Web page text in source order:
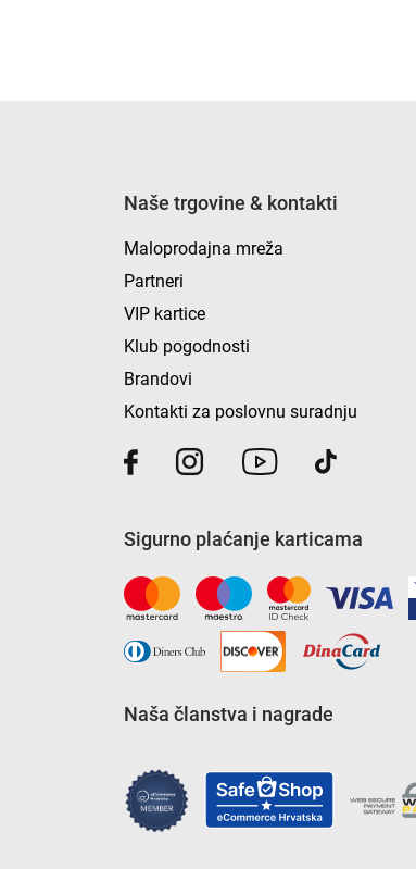
Naše trgovine & kontakti
Maloprodajna mreža
Partneri
VIP kartice
Klub pogodnosti
Brandovi
Kontakti za poslovnu suradnju
Sigurno plaćanje karticama
Naša članstva i nagrade